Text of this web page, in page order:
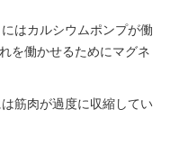
はカルシウムポンプが働
を働かせるためにマグネ
筋肉が過度に収縮してい